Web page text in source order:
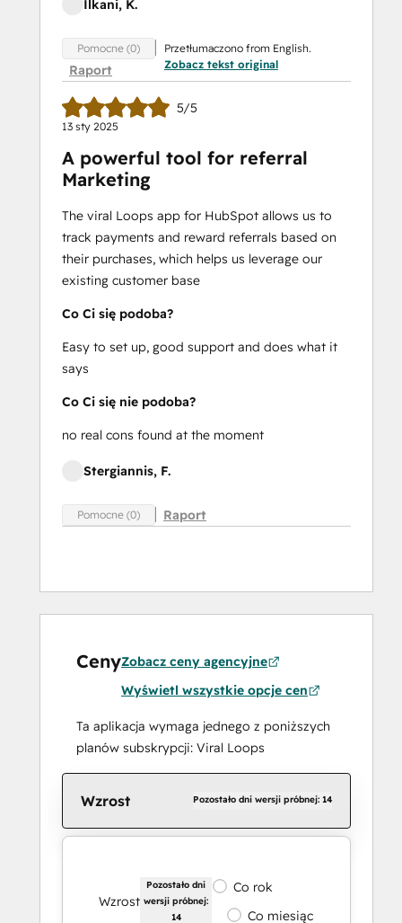
Ilkani, K.
Pomocne (0)
Raport
Przetłumaczono from English.
Zobacz tekst original
5/5
13 sty 2025
A powerful tool for referral
Marketing
The viral Loops app for HubSpot allows us to
track payments and reward referrals based on
their purchases, which helps us leverage our
existing customer base
Co Ci się podoba?
Easy to set up, good support and does what it
says
Co Ci się nie podoba?
no real cons found at the moment
Stergiannis, F.
Pomocne (0) Raport
CenyZobacz ceny agencyjne
Wyświetl wszystkie opcje cen
Ta aplikacja wymaga jednego z poniższych
planów subskrypcji: Viral Loops
Wzrost Pozostało dni wersji próbnej: 14
Wzrost
Pozostało dni
wersji próbnej:
14
Co rok
Co miesiąc